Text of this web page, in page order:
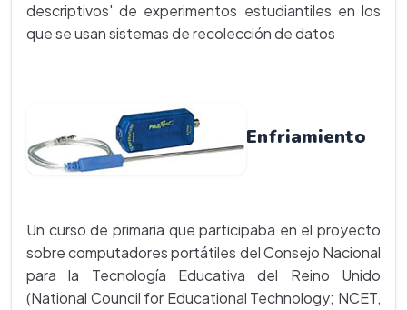
descriptivos' de experimentos estudiantiles en los
que se usan sistemas de recolección de datos
Enfriamiento
Un curso de primaria que participaba en el proyecto
sobre computadores portátiles del Consejo Nacional
para la Tecnología Educativa del Reino Unido
(National Council for Educational Technology; NCET,